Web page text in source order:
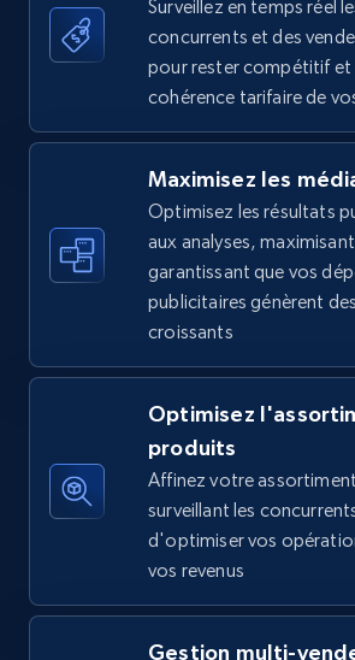
URL, Final price, Sku, Currency, Gtin,
Specifications, Image urls, Top
5.6K+ 875+
Walmart - products - Find new
using specific category URL
URL, Final price, Sku, Currency, Gtin,
more.
875+
Specifications, Image urls, Top
Surveillez en temps réel
concurrents et des
pour rester compétitif et
cohérence tarifaire de
Maximisez les
Optimisez les résultats
aux analyses,
garantissant que vos
publicitaires génèrent
croissants
Optimisez
produits
Affinez votre
surveillant les
d'optimiser vos
vos revenus
Gestion multi-